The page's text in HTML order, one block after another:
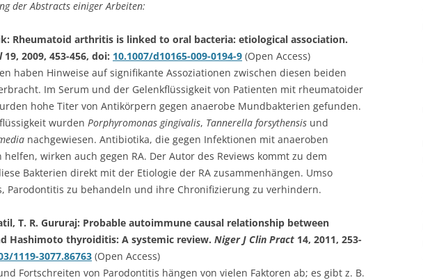
der Abstracts einiger Arbeiten:
Rheumatoid arthritis is linked to oral bacteria: etiological association.
19, 2009, 453-456, doi: 10.1007/d10165-009-0194-9 (Open Access)
haben Hinweise auf signifikante Assoziationen zwischen diesen beiden
Im Serum und der Gelenkflüssigkeit von Patienten mit rheumatoider
hohe Titer von Antikörpern gegen anaerobe Mundbakterien gefunden.
wurden Porphyromonas gingivalis, Tannerella forsythensis und
nachgewiesen. Antibiotika, die gegen Infektionen mit anaeroben
wirken auch gegen RA. Der Autor des Reviews kommt zu dem
Bakterien direkt mit der Etiologie der RA zusammenhängen. Umso
Parodontitis zu behandeln und ihre Chronifizierung zu verhindern.
T. R. Gururaj: Probable autoimmune causal relationship between
Hashimoto thyroiditis: A systemic review. Niger J Clin Pract 14, 2011, 253-
1119-3077.86763 (Open Access)
Fortschreiten von Parodontitis hängen von vielen Faktoren ab; es gibt z. B.